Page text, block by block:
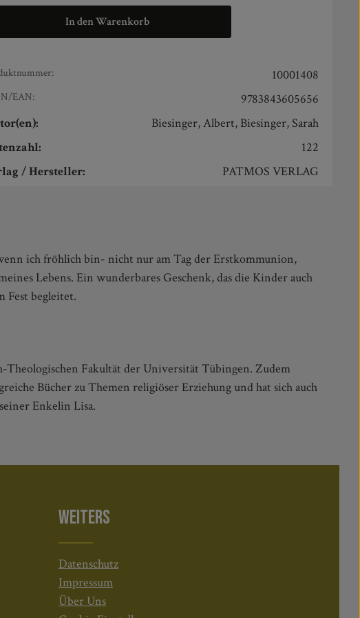
In den Warenkorb
10001408
EAN:
9783843605656
Biesinger, Albert, Biesinger, Sarah
122
/ Hersteller:
PATMOS VERLAG
Fest begleitet.
Theologischen Fakultät der Universität Tübingen. Zudem
Bücher zu Themen religiöser Erziehung und hat sich auch
Enkelin Lisa.
WEITERS
Datenschutz
Impressum
Über Uns